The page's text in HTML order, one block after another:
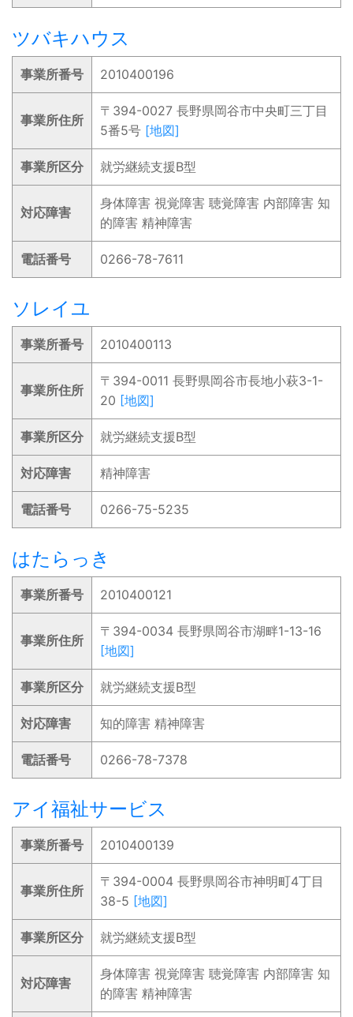
ツバキハウス
事業所番号 2010400196
事業所住所
〒394-0027 長野県岡谷市中央町三丁目
5番5号 [地図]
事業所区分 就労継続支援B型
対応障害
身体障害 視覚障害 聴覚障害 内部障害 知
的障害 精神障害
電話番号 0266-78-7611
ソレイユ
事業所番号 2010400113
事業所住所
〒394-0011 長野県岡谷市長地小萩3-1-
20 [地図]
事業所区分 就労継続支援B型
対応障害 精神障害
電話番号 0266-75-5235
はたらっき
事業所番号 2010400121
事業所住所
〒394-0034 長野県岡谷市湖畔1-13-16
[地図]
事業所区分 就労継続支援B型
対応障害 知的障害 精神障害
電話番号 0266-78-7378
アイ福祉サービス
事業所番号 2010400139
事業所住所
〒394-0004 長野県岡谷市神明町4丁目
38-5 [地図]
事業所区分 就労継続支援B型
対応障害
身体障害 視覚障害 聴覚障害 内部障害 知
的障害 精神障害